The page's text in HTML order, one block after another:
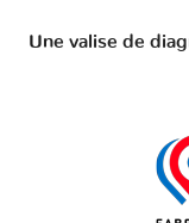
Une valise de